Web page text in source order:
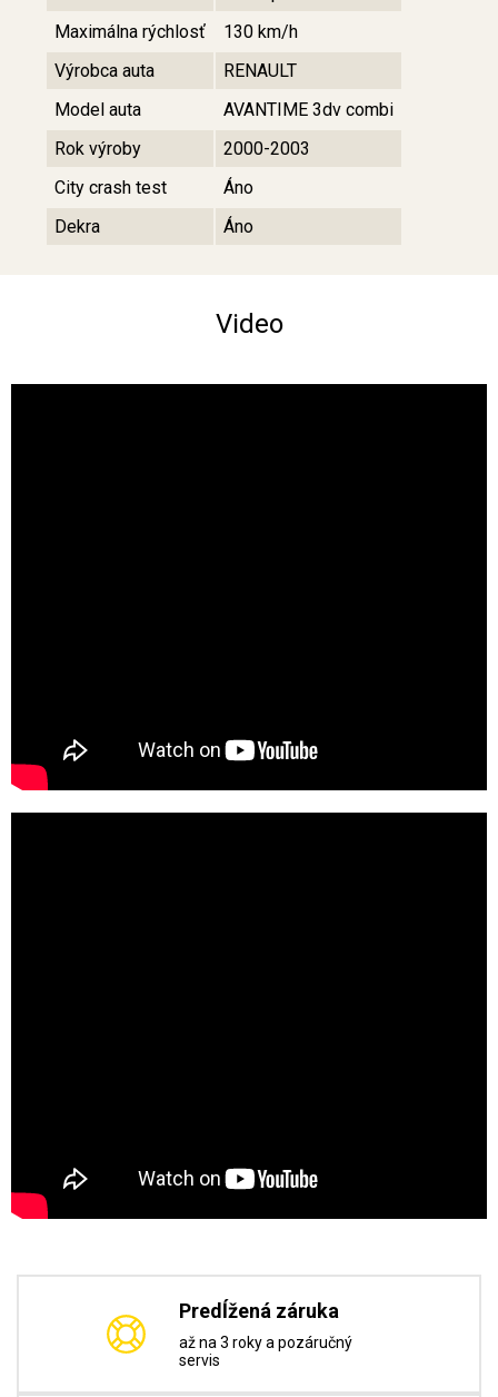
Maximálna rýchlosť
130 km/h
Výrobca auta
RENAULT
Model auta
AVANTIME 3dv combi
Rok výroby
2000-2003
City crash test
Áno
Dekra
Áno
Video
Predĺžená záruka
až na 3 roky a pozáručný
servis